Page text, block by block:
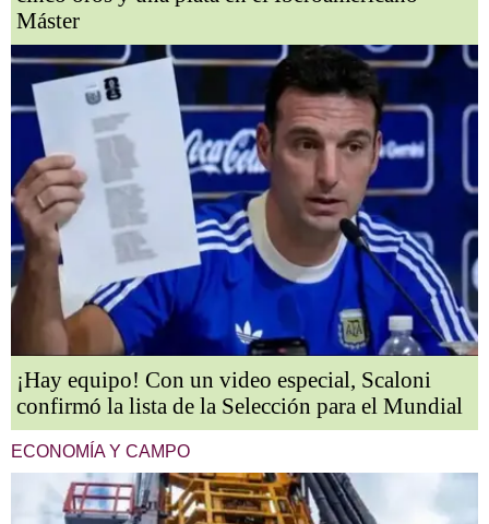
Máster
¡Hay equipo! Con un video especial, Scaloni
confirmó la lista de la Selección para el Mundial
ECONOMÍA Y CAMPO